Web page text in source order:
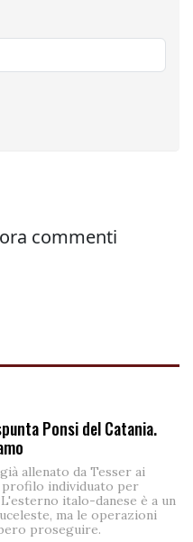
Ponsi del Catania.
allenato da Tesser ai
profilo individuato per
italo-danese è a un
ma le operazioni
proseguire.